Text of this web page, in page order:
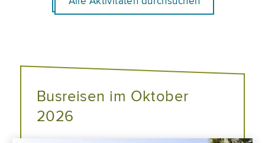
Busreisen im Oktober
2026